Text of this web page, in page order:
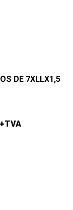
DE 7XLLX1,5
+TVA